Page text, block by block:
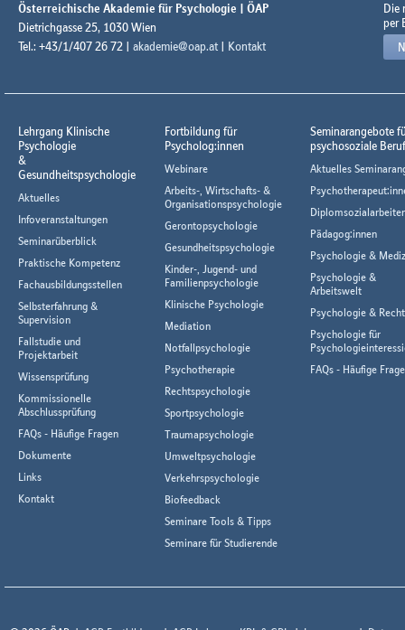
Österreichische Akademie für Psychologie | ÖAP
Dietrichgasse 25, 1030 Wien
Tel.: +43/1/407 26 72 | akademie@oap.at | Kontakt
Die
per
Lehrgang Klinische
Psychologie
&
Gesundheitspsychologie
Aktuelles
Infoveranstaltungen
Seminarüberblick
Praktische Kompetenz
Fachausbildungsstellen
Selbsterfahrung &
Supervision
Fallstudie und
Projektarbeit
Wissensprüfung
Kommissionelle
Abschlussprüfung
FAQs - Häufige Fragen
Dokumente
Links
Kontakt
Fortbildung für
Psycholog:innen
Webinare
Arbeits-, Wirtschafts- &
Organisationspsychologie
Gerontopsychologie
Gesundheitspsychologie
Kinder-, Jugend- und
Familienpsychologie
Klinische Psychologie
Mediation
Notfallpsychologie
Psychotherapie
Rechtspsychologie
Sportpsychologie
Traumapsychologie
Umweltpsychologie
Verkehrspsychologie
Biofeedback
Seminare Tools & Tipps
Seminare für Studierende
Seminarangebote
psychosoziale
Aktuelles
Pädagog:innen
Psychologie &
Psychologie &
Arbeitswelt
Psychologie & Recht
Psychologie für
FAQs - Häufige